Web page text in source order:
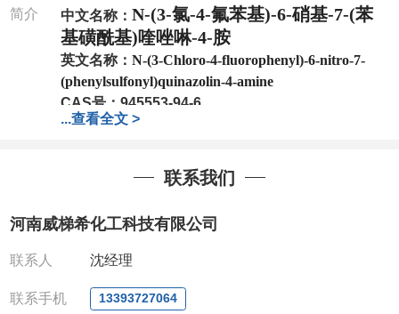
简介 中文名称： N-(3-氯-4-氟苯基)-6-硝基-7-(苯
基磺酰基)喹唑啉-4-胺
英文名称： N-(3-Chloro-4-fluorophenyl)-6-nitro-7-
(phenylsulfonyl)quinazolin-4-amine
CAS号： 945553-94-6
分子式：C20H12ClFN4O4S
1Mg ; 5Mg;10Mg ;100Mg;250Mg ;500Mg
;1g;2.5g ;5g ;10g可根据客户需求进行分装
作中有用到的试剂,欢迎前来询购
全额退款,并承担所有运费。
QQ:3930072831
...查看全文 >
联系我们
河南威梯希化工科技有限公司
联系人 沈经理
联系手机 13393727064